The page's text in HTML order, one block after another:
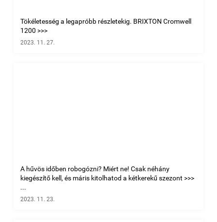
Tökéletesség a legapróbb részletekig. BRIXTON Cromwell
1200 >>>
2023. 11. 27.
A hűvös időben robogózni? Miért ne! Csak néhány
kiegészítő kell, és máris kitolhatod a kétkerekű szezont >>>
...
2023. 11. 23.